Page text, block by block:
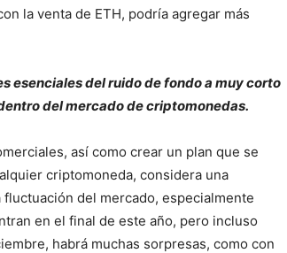
la venta de ETH, podría agregar más
esenciales del ruido de fondo a muy corto
del mercado de criptomonedas.
así como crear un plan que se
criptomoneda, considera una
del mercado, especialmente
en el final de este año, pero incluso
habrá muchas sorpresas, como con